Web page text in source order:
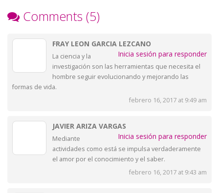
Comments (5)
FRAY LEON GARCIA LEZCANO
Inicia sesión para responder
La ciencia y la
investigación son las herramientas que necesita el
hombre seguir evolucionando y mejorando las
formas de vida.
febrero 16, 2017 at 9:49 am
JAVIER ARIZA VARGAS
Inicia sesión para responder
Mediante
actividades como está se impulsa verdaderamente
el amor por el conocimiento y el saber.
febrero 16, 2017 at 9:43 am